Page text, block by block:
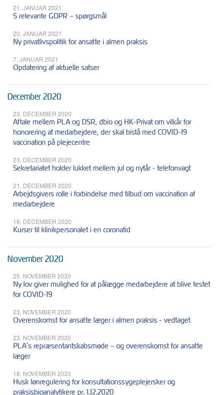
21. JANUAR 2021
5 relevante GDPR – spørgsmål
20. JANUAR 2021
Ny privatlivspolitik for ansatte i almen praksis
7. JANUAR 2021
Opdatering af aktuelle satser
December 2020
23. DECEMBER 2020
Aftale mellem PLA og DSR, dbio og HK-Privat om vilkår for
honorering af medarbejdere, der skal bistå med COVID-19
vaccination på plejecentre
23. DECEMBER 2020
Sekretariatet holder lukket mellem jul og nytår - telefonvagt
21. DECEMBER 2020
Arbejdsgivers rolle i forbindelse med tilbud om vaccination af
medarbejdere
16. DECEMBER 2020
Kurser til klinikpersonalet i en coronatid
November 2020
25. NOVEMBER 2020
Ny lov giver mulighed for at pålægge medarbejdere at blive testet
for COVID-19
23. NOVEMBER 2020
Overenskomst for ansatte læger i almen praksis - vedtaget
23. NOVEMBER 2020
PLA’s repræsentantskabsmøde – og overenskomst for ansatte
læger
18. NOVEMBER 2020
Husk lønregulering for konsultationssygeplejersker og
praksisbioanalytikere pr. 1.12.2020